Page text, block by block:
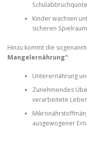
Kinder wachsen
sicheren
Hinzu kommt die
Mangelernährung“:
Unterernährung
Zunehmendes
verarbeitete
ausgewogener